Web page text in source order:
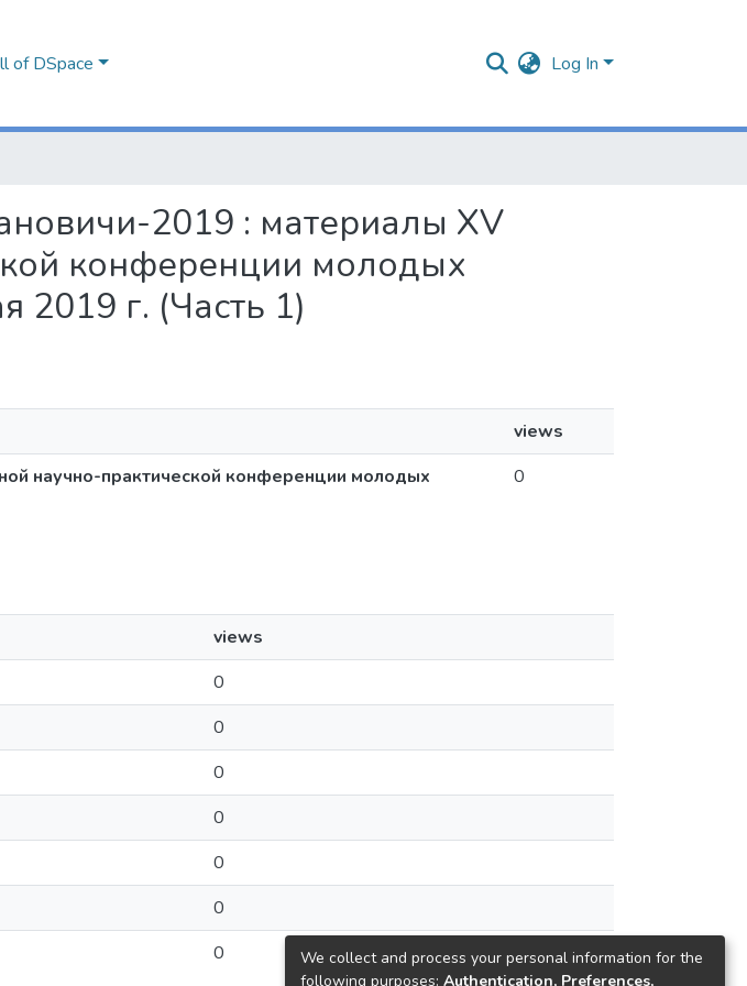
of DSpace Log In
2019 : материалы XV
конференции молодых
2019 г. (Часть 1)
views
научно-практической конференции молодых
0
views
0
0
0
0
0
0
0
We collect and process your personal information for the
following purposes: Authentication, Preferences,